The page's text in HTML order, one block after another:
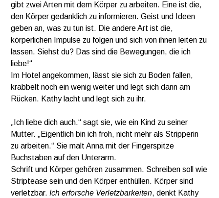
gibt zwei Arten mit dem Körper zu arbeiten. Eine ist die,
den Körper gedanklich zu informieren. Geist und Ideen
geben an, was zu tun ist. Die andere Art ist die,
körperlichen Impulse zu folgen und sich von ihnen leiten zu
lassen. Siehst du? Das sind die Bewegungen, die ich
liebe!“
Im Hotel angekommen, lässt sie sich zu Boden fallen,
krabbelt noch ein wenig weiter und legt sich dann am
Rücken. Kathy lacht und legt sich zu ihr.
„Ich liebe dich auch.“ sagt sie, wie ein Kind zu seiner
Mutter. „Eigentlich bin ich froh, nicht mehr als Stripperin
zu arbeiten.“ Sie malt Anna mit der Fingerspitze
Buchstaben auf den Unterarm.
Schrift und Körper gehören zusammen. Schreiben soll wie
Striptease sein und den Körper enthüllen. Körper sind
verletzbar.Ich erforsche Verletzbarkeiten, denkt Kathy